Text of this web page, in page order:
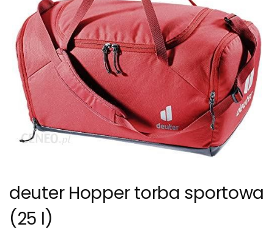
deuter Hopper torba sportowa
(25 l)